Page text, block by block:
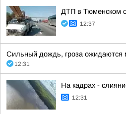
ДТП в Тюменском
12:37
Сильный дождь, гроза ожидаются
12:31
На кадрах -
12:31